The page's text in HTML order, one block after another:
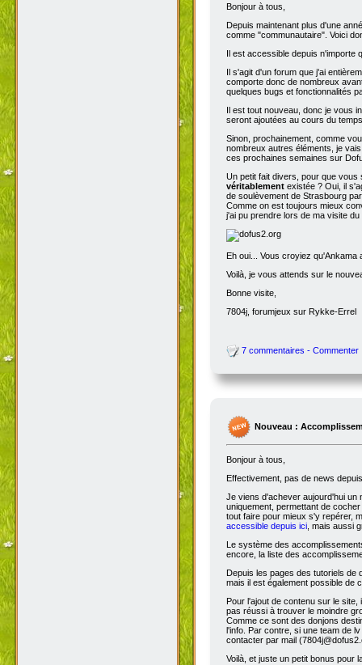
Bonjour à tous,
Depuis maintenant plus d'une
comme "communautaire". Voici
Il est accessible depuis n'importe
Il s'agit d'un forum que j'ai
comporte donc de nombreux
quelques bugs et fonctionnalités
Il est tout nouveau, donc je vous
seront ajoutées au cours du
Sinon, prochainement, comme
nombreux autres éléments, je
ces prochaines semaines sur
Un petit fait divers, pour que vous
véritablement existée ? Oui, il
de soulèvement de Strasbourg
Comme on est toujours mieux
j'ai pu prendre lors de ma visite
Eh oui... Vous croyiez
Voilà, je vous attends sur le
Bonne visite,
7804j, forumjeux sur Rykke-Errel
7 commentaires - Commenter
Nouveau :
Bonjour à tous,
Effectivement, pas de news
Je viens d'achever aujourd'hui
uniquement, permettant de
tout faire pour mieux s'y repérer,
accessible depuis ici, mais aussi
Le système des
encore, la liste des
Depuis les pages des tutoriels de
mais il est également possible de
Pour l'ajout de contenu sur le
pas réussi à trouver le moindre
Comme ce sont des donjons
l'info. Par contre, si une team de
contacter par mail
Voilà, et juste un petit bonus pour